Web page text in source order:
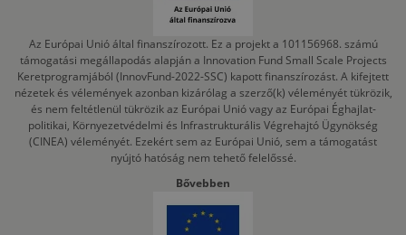
Az Európai Unió által finanszírozott. Ez a projekt a 101156968. számú
támogatási megállapodás alapján a Innovation Fund Small Scale Projects
Keretprogramjából (InnovFund-2022-SSC) kapott finanszírozást. A kifejtett
nézetek és vélemények azonban kizárólag a szerző(k) véleményét tükrözik,
és nem feltétlenül tükrözik az Európai Unió vagy az Európai Éghajlat-
politikai, Környezetvédelmi és Infrastrukturális Végrehajtó Ügynökség
(CINEA) véleményét. Ezekért sem az Európai Unió, sem a támogatást
nyújtó hatóság nem tehető felelőssé.
Bővebben